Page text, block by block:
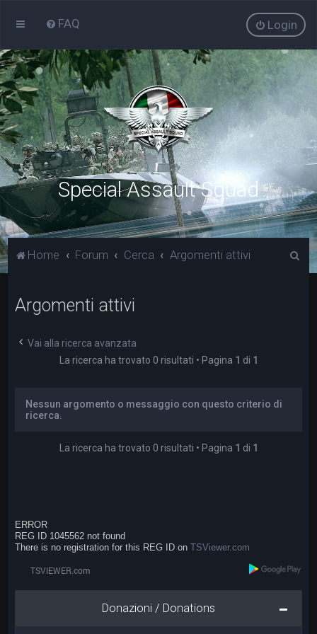
FAQ Login
Special Assault Squad
Home Forum Cerca Argomenti attivi
Argomenti attivi
Vai alla ricerca avanzata
La ricerca ha trovato 0 risultati • Pagina 1 di 1
Nessun argomento o messaggio con questo criterio di
ricerca.
La ricerca ha trovato 0 risultati • Pagina 1 di 1
ERROR
REG ID 1045562 not found
There is no registration for this REG ID onTSViewer.com
Donazioni / Donations